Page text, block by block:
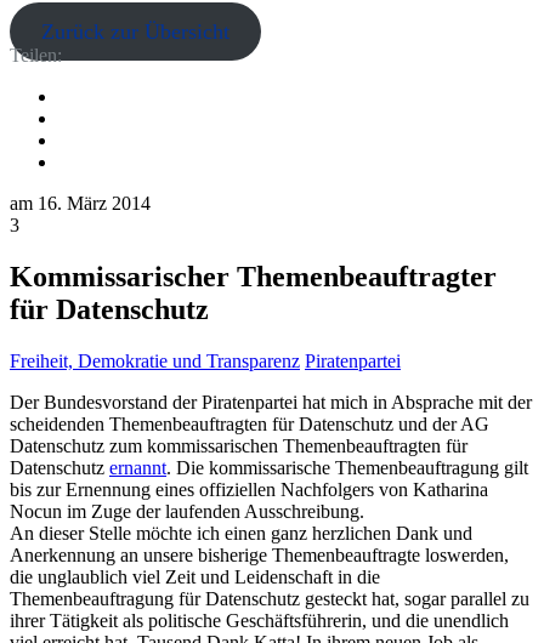
Zurück zur Übersicht
Teilen:
am 16. März 2014
3
Kommissarischer Themenbeauftragter
für Datenschutz
Freiheit, Demokratie und Transparenz Piratenpartei
Der Bundesvorstand der Piratenpartei hat mich in Absprache mit der
scheidenden Themenbeauftragten für Datenschutz und der AG
Datenschutz zum kommissarischen Themenbeauftragten für
Datenschutz ernannt. Die kommissarische Themenbeauftragung gilt
bis zur Ernennung eines offiziellen Nachfolgers von Katharina
Nocun im Zuge der laufenden Ausschreibung.
An dieser Stelle möchte ich einen ganz herzlichen Dank und
Anerkennung an unsere bisherige Themenbeauftragte loswerden,
die unglaublich viel Zeit und Leidenschaft in die
Themenbeauftragung für Datenschutz gesteckt hat, sogar parallel zu
ihrer Tätigkeit als politische Geschäftsführerin, und die unendlich